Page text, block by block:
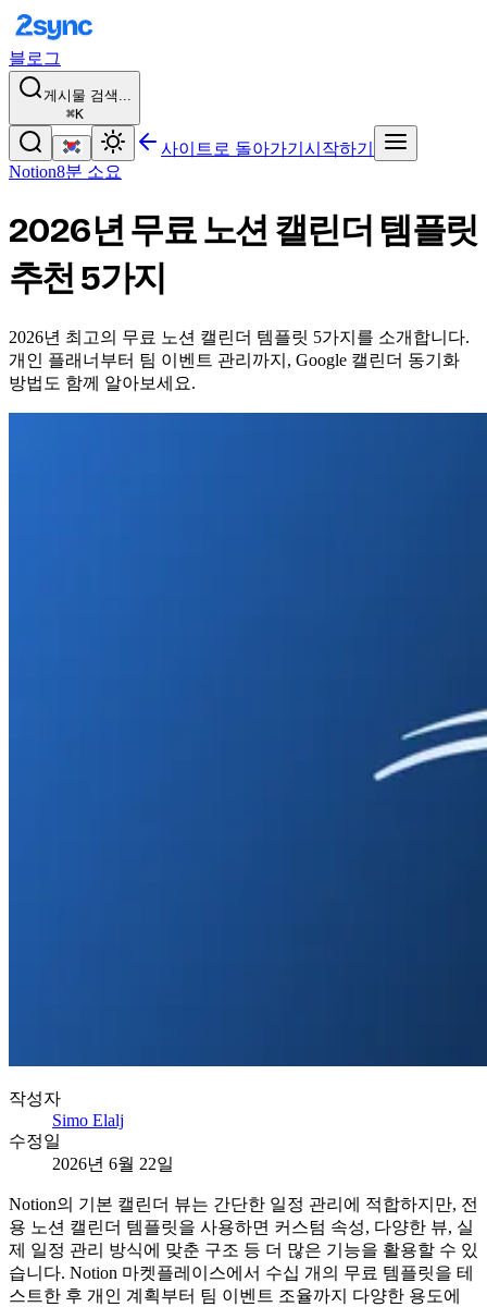
블로그
게시물 검색...
⌘K
사이트로 돌아가기 시작하기
Notion8분 소요
2026년 무료 노션 캘린더 템플릿
추천 5가지
2026년 최고의 무료 노션 캘린더 템플릿 5가지를 소개합니다.
개인 플래너부터 팀 이벤트 관리까지, Google 캘린더 동기화
방법도 함께 알아보세요.
작성자
Simo Elalj
수정일
2026년 6월 22일
Notion의 기본 캘린더 뷰는 간단한 일정 관리에 적합하지만, 전
용 노션 캘린더 템플릿을 사용하면 커스텀 속성, 다양한 뷰, 실
제 일정 관리 방식에 맞춘 구조 등 더 많은 기능을 활용할 수 있
습니다. Notion 마켓플레이스에서 수십 개의 무료 템플릿을 테
스트한 후 개인 계획부터 팀 이벤트 조율까지 다양한 용도에